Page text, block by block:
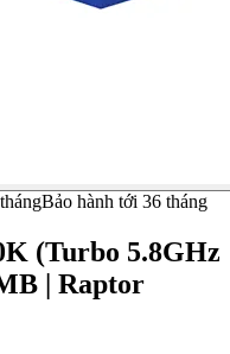
Bảo hành tới 36 tháng
(Turbo 5.8GHz
| Raptor